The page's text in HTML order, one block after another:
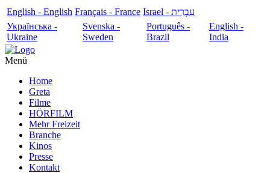
English - English Français - France
עִבְרִית - Israel
Українська -
Ukraine
Svenska -
Sweden
Português -
Brazil
English -
India
Menü
Home
Greta
Filme
HÖRFILM
Mehr Freizeit
Branche
Kinos
Presse
Kontakt